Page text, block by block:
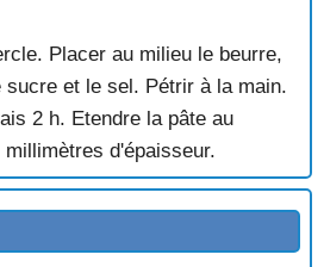
Placer au milieu le beurre,
sucre et le sel. Pétrir à la main.
2 h. Etendre la pâte au
d'épaisseur.